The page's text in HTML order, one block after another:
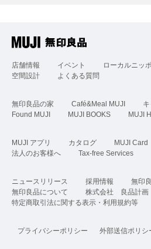
店舗情報 イベント ローカルニッ
空間設計
よくある質問
無印良品の家 Café&Meal MUJI
Found MUJI
MUJI BOOKS MUJI
MUJI アプリ カタログ MUJI Card
法人のお客様へ
Tax-free Services
ニュースリリース 採用情報
無印
無印良品について
株式会社 良品計画
特定商取引法に関する表示・利用規約等
プライバシーポリシー 外部送信ポリシ